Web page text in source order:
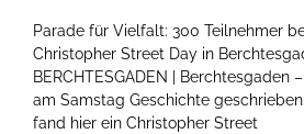
Parade für Vielfalt: 300 Teilnehmer
Christopher Street Day in
BERCHTESGADEN | Berchtesgaden
am Samstag Geschichte
fand hier ein Christopher Street